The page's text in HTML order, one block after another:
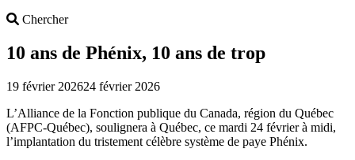
ChercherSearch
10 ans de Phénix, 10 ans de trop
19 février 202624 février 2026
L’Alliance de la Fonction publique du Canada, région du Québec
(AFPC-Québec), soulignera à Québec, ce mardi 24 février à midi,
l’implantation du tristement célèbre système de paye Phénix.